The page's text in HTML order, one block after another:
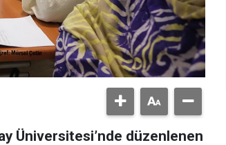
Üniversitesi’nde düzenlenen